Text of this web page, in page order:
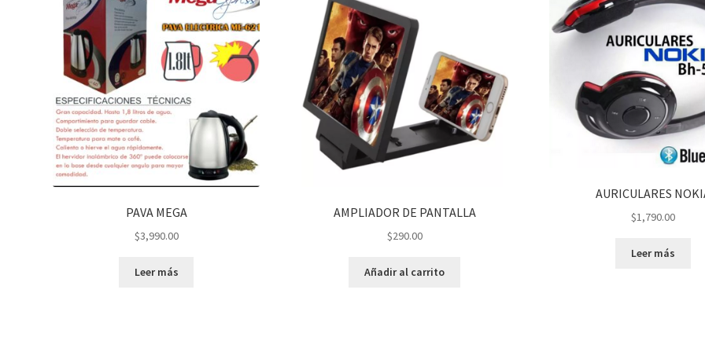
PAVA MEGA
$3,990.00
Leer más
AMPLIADOR DE PANTALLA
$290.00
Añadir al carrito
AURICULARES
$1,790.00
Leer más